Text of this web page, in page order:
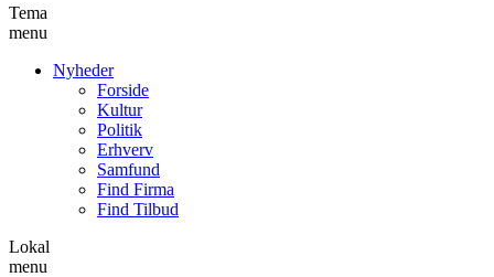
Tema
menu
Nyheder
Forside
Kultur
Politik
Erhverv
Samfund
Find Firma
Find Tilbud
Lokal
menu